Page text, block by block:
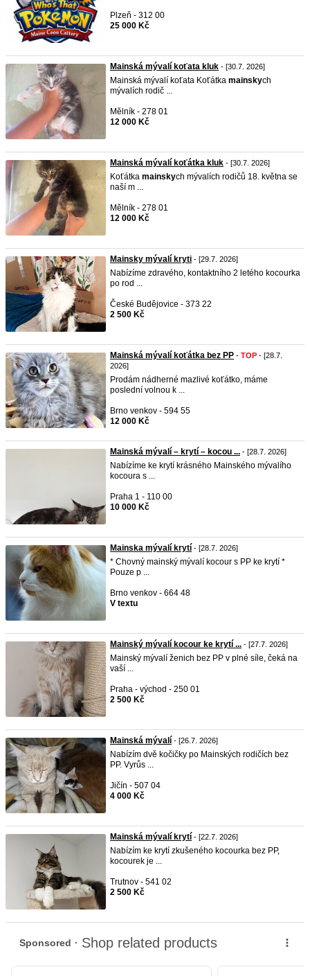
Plzeň - 312 00
25 000 Kč
Mainská mývalí koťata kluk - [30.7. 2026]
Mainská mývalí koťata Koťátka mainskych
mývalích rodič ...
Mělník - 278 01
12 000 Kč
Mainská mývalí koťátka kluk - [30.7. 2026]
Koťátka mainskych mývalích rodičů 18. května se
naší m ...
Mělník - 278 01
12 000 Kč
Mainsky mývalí kryti - [29.7. 2026]
Nabízíme zdravého, kontaktního 2 letého kocourka
po rod ...
České Budějovice - 373 22
2 500 Kč
Mainská mývalí koťátka bez PP - TOP - [28.7.
2026]
Prodám nádherné mazlivé koťátko, máme
poslední volnou k ...
Brno venkov - 594 55
12 000 Kč
Mainská mývalí – krytí – kocou ... - [28.7. 2026]
Nabízíme ke krytí krásného Mainského mývalího
kocoura s ...
Praha 1 - 110 00
10 000 Kč
Mainska mývalí krytí - [28.7. 2026]
* Chovný mainský mývalí kocour s PP ke krytí *
Pouze p ...
Brno venkov - 664 48
V textu
Mainský mývalí kocour ke krytí ... - [27.7. 2026]
Mainský mývalí ženich bez PP v plné síle, čeká na
vaší ...
Praha - východ - 250 01
2 500 Kč
Mainská mývalí - [26.7. 2026]
Nabízím dvě kočičky po Mainských rodičích bez
PP. Vyrůs ...
Jičín - 507 04
4 000 Kč
Mainská mývalí krytí - [22.7. 2026]
Nabízím ke krytí zkušeného kocourka bez PP,
kocourek je ...
Trutnov - 541 02
2 500 Kč